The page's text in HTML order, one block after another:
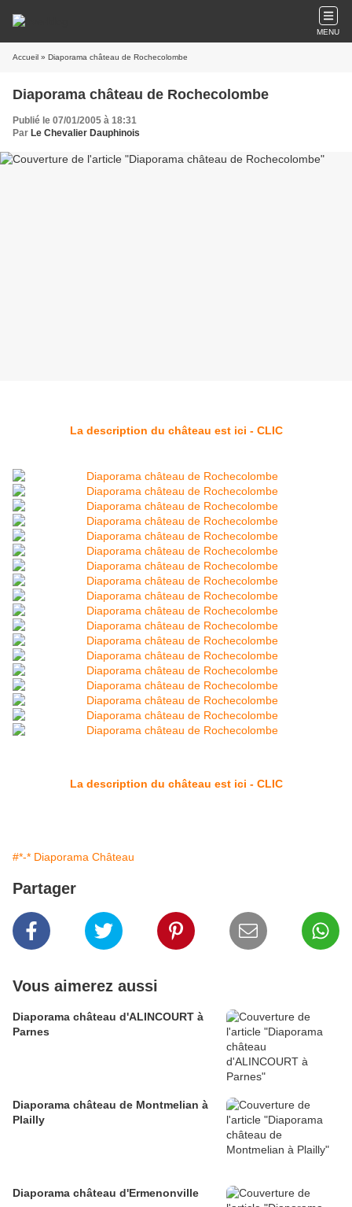
MENU
Accueil » Diaporama château de Rochecolombe
Diaporama château de Rochecolombe
Publié le 07/01/2005 à 18:31
Par Le Chevalier Dauphinois
La description du château est ici - CLIC
La description du château est ici - CLIC
#*-* Diaporama Château
Partager
Vous aimerez aussi
Diaporama château d'ALINCOURT à
Parnes
Diaporama château de Montmelian à
Plailly
Diaporama château d'Ermenonville